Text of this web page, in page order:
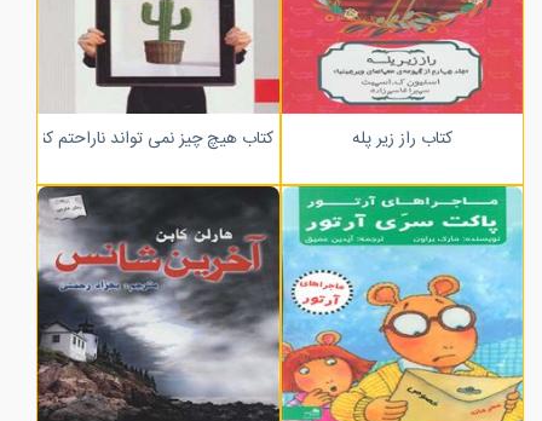
کتاب راز زیر پله کتاب هیچ چیز نمی تواند ناراحتم